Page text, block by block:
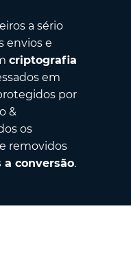
a sério
envios e
criptografia
em
por
&
os
removidos
a conversão.